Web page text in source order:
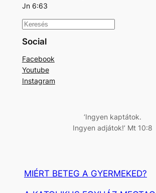
Jn 6:63
K
e
e
s
Social
Facebook
Youtube
Instagram
‘Ingyen kaptátok.
Ingyen adjátok!’ Mt 10:8
MIÉRT BETEG A GYERMEKED?